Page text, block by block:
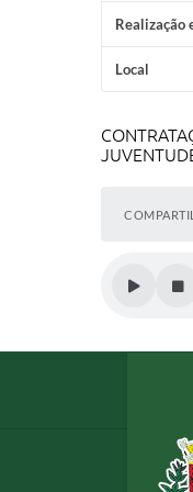
Realização
Local